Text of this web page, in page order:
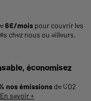
6€/mois pour couvrir les
chez nous ou ailleurs.
économisez
nos émissions de CO2
En savoir +